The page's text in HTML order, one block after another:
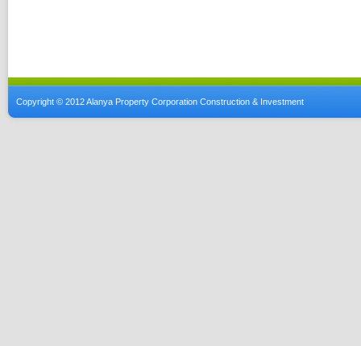
Copyright © 2012 Alanya Property Corporation Construction & Investment